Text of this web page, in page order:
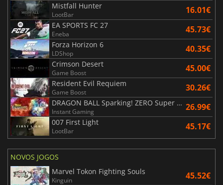
Mistfall Hunter
LootBar 16.01€
EA SPORTS FC 27
Eneba 45.73€
Forza Horizon 6
LDShop 40.35€
Crimson Desert
Game Boost 45.00€
Resident Evil Requiem
Game Boost 30.26€
DRAGON BALL Sparking! ZERO Super Limit Breaking NEO
Instant Gaming 26.99€
007 First Light
LootBar 45.17€
NOVOS JOGOS
Marvel Tokon Fighting Souls
Kinguin 45.52€